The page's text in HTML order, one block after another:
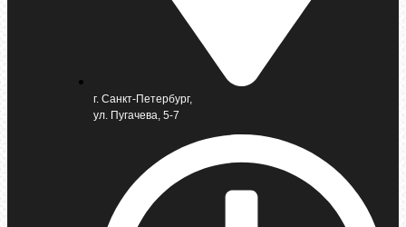
г. Санкт-Петербург,
ул. Пугачева, 5-7